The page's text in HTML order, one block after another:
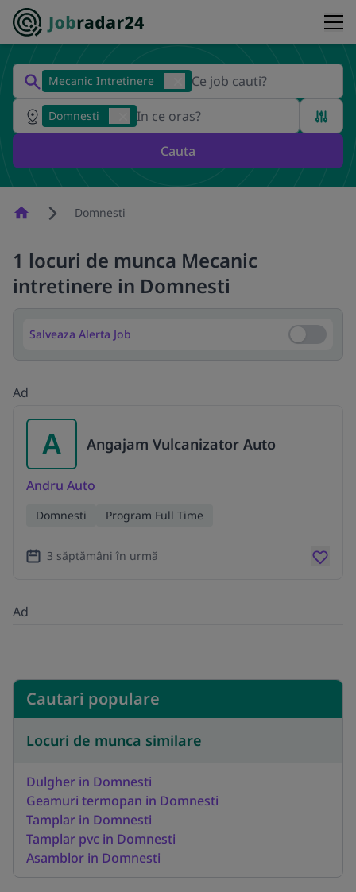
Mecanic Intretinere
Domnesti
Cauta
HomepageDomnesti
1 locuri de munca Mecanic
intretinere in Domnesti
Salveaza Alerta Job Salveaza
Ad
A Angajam Vulcanizator Auto
Andru Auto
Domnesti Program Full Time
3 săptămâni în urmă
Ad
Cautari populare
Locuri de munca similare
Dulgher in Domnesti
Geamuri termopan in Domnesti
Tamplar in Domnesti
Tamplar pvc in Domnesti
Asamblor in Domnesti